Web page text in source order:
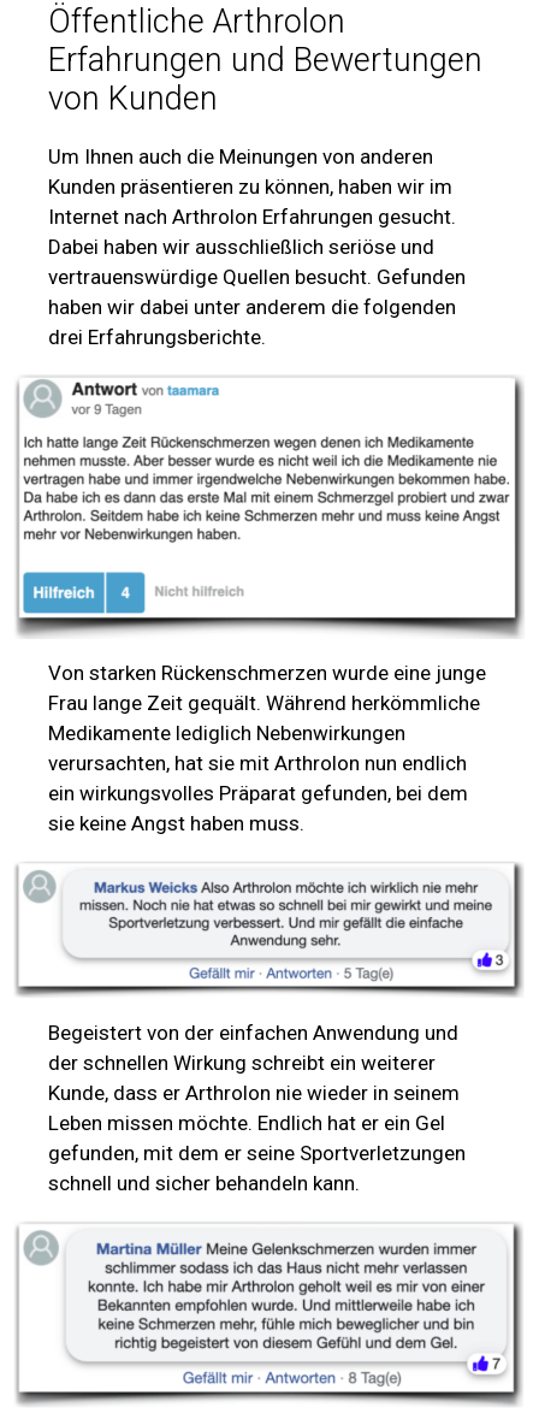
Öffentliche Arthrolon
Erfahrungen und Bewertungen
von Kunden
Um Ihnen auch die Meinungen von anderen
Kunden präsentieren zu können, haben wir im
Internet nach Arthrolon Erfahrungen gesucht.
Dabei haben wir ausschließlich seriöse und
vertrauenswürdige Quellen besucht. Gefunden
haben wir dabei unter anderem die folgenden
drei Erfahrungsberichte.
Von starken Rückenschmerzen wurde eine junge
Frau lange Zeit gequält. Während herkömmliche
Medikamente lediglich Nebenwirkungen
verursachten, hat sie mit Arthrolon nun endlich
ein wirkungsvolles Präparat gefunden, bei dem
sie keine Angst haben muss.
Begeistert von der einfachen Anwendung und
der schnellen Wirkung schreibt ein weiterer
Kunde, dass er Arthrolon nie wieder in seinem
Leben missen möchte. Endlich hat er ein Gel
gefunden, mit dem er seine Sportverletzungen
schnell und sicher behandeln kann.